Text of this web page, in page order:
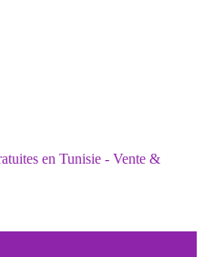
en Tunisie - Vente &